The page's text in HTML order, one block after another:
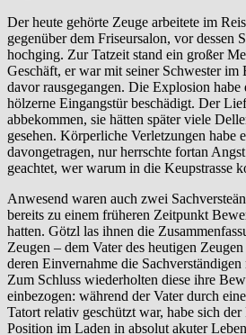
Der heute gehörte Zeuge arbeitete im
gegenüber dem Friseursalon, vor dessen
hochging. Zur Tatzeit stand ein großer
Geschäft, er war mit seiner Schwester
davor rausgegangen. Die Explosion habe
hölzerne Eingangstür beschädigt. Der
abbekommen, sie hätten später viele
gesehen. Körperliche Verletzungen habe
davongetragen, nur herrschte fortan
geachtet, wer warum in die Keupstrasse
Anwesend waren auch zwei
bereits zu einem früheren Zeitpunkt
hatten. Götzl las ihnen die
Zeugen – dem Vater des heutigen
deren Einvernahme die
Zum Schluss wiederholten diese ihre
einbezogen: während der Vater durch
Tatort relativ geschützt war, habe sich
Position im Laden in absolut akuter